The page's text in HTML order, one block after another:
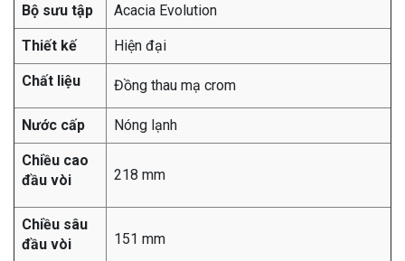
Bộ sưu tập Acacia Evolution
Thiết kế Hiện đại
Chất liệu Đồng thau mạ crom
Nước cấp Nóng lạnh
Chiều cao
đầu vòi
218 mm
Chiều sâu
đầu vòi
151 mm